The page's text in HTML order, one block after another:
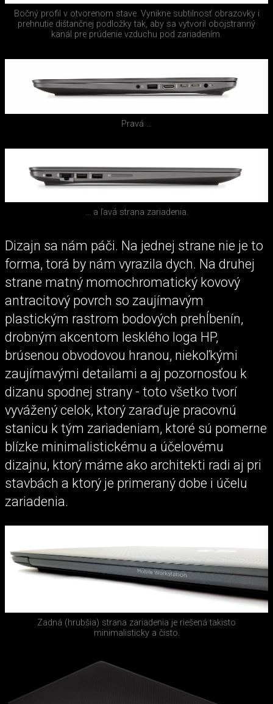
Bočný profil v otvorenom stave. Vynikne subtilnosť obrazovky i
prehnutie dištančnej podložky tak, aby sa vytvoril obojstranný
kanál pre prúdenie vzduchu pod zariadením.
Pravá ...
... a ľavá strana zariadenia.
Dizajn sa nám páči. Na jednej strane nie je to
forma, torá by nám vyrazila dych. Na druhej
strane matný momochromatický kovový
antracitový povrch so zaujímavým
plastickým rastrom bodových prehĺbenín,
drobným akcentom lesklého loga HP,
brúsenou obvodovou hranou, niekoľkými
zaujímavými detailami a aj pozornosťou k
dizanu spodnej strany - toto všetko tvorí
vyvážený celok, ktorý zaraďuje pracovnú
stanicu k tým zariadeniam, ktoré sú pomerne
blízke minimalistickému a účelovému
dizajnu, ktorý máme ako architekti radi aj pri
stavbách a ktorý je primeraný dobe i účelu
zariadenia.
Zadná (hrubšia) strana zariadenia je riešená takisto
minimalisticky a čisto.